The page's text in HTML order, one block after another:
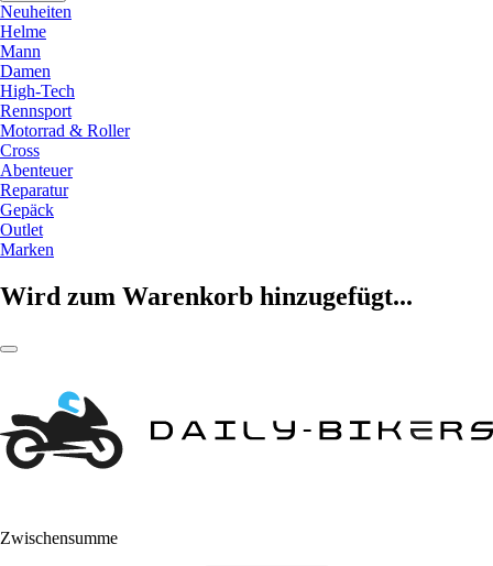
Neuheiten
Helme
Mann
Damen
High-Tech
Rennsport
Motorrad & Roller
Cross
Abenteuer
Reparatur
Gepäck
Outlet
Marken
Wird zum Warenkorb hinzugefügt...
Zwischensumme